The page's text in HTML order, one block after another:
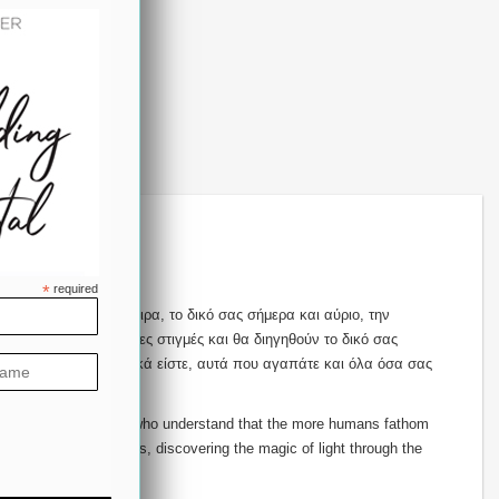
τα κοινά σας όνειρα, το δικό σας σήμερα και αύριο, την
τις σημαντκότερες στιγμές και θα διηγηθούν το δικό σας
αυτοί που πραγματικά είστε, αυτά που αγαπάτε και όλα όσα σας
and a brother who understand that the more humans fathom
out film scans, discovering the magic of light through the
* required